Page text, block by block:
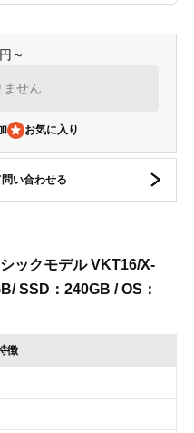
～
ません
い合わせる
ックモデル VKT16/X-
SSD：240GB / OS：
徴